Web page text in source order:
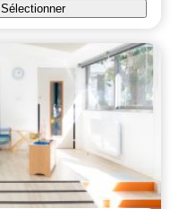
Sélectionner